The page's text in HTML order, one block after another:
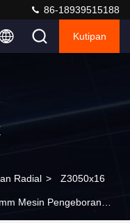
86-18939515188
Kutipan
Radial > Z3050x16
Mesin Pengeboran